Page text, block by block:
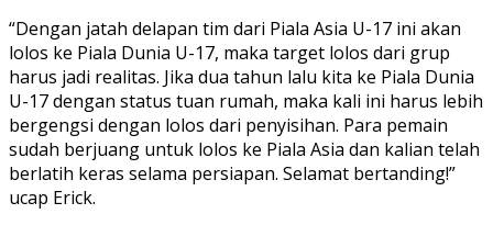
“Dengan jatah delapan tim dari Piala Asia U-17 ini akan
lolos ke Piala Dunia U-17, maka target lolos dari grup
harus jadi realitas. Jika dua tahun lalu kita ke Piala Dunia
U-17 dengan status tuan rumah, maka kali ini harus lebih
bergengsi dengan lolos dari penyisihan. Para pemain
sudah berjuang untuk lolos ke Piala Asia dan kalian telah
berlatih keras selama persiapan. Selamat bertanding!”
ucap Erick.